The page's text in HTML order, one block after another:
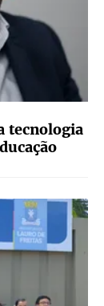
tecnologia